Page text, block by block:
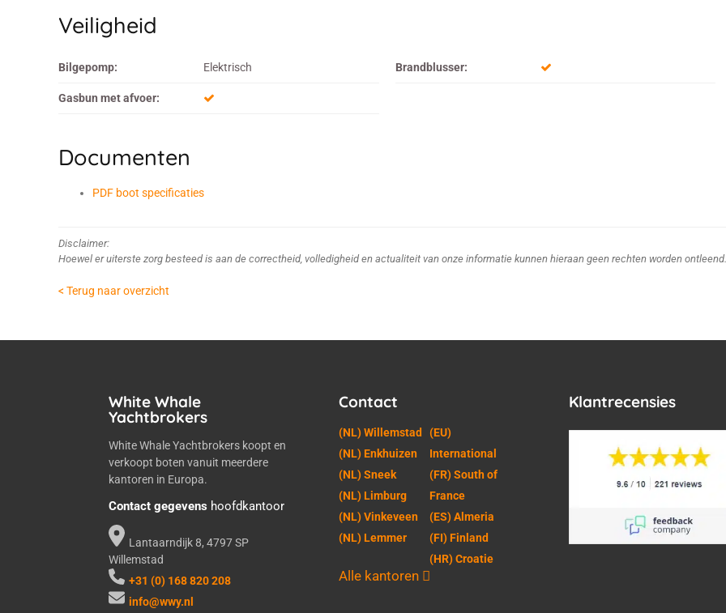
Veiligheid
Bilgepomp: Elektrisch Brandblusser:
Gasbun met afvoer:
Documenten
PDF boot specificaties
Disclaimer:
Hoewel er uiterste zorg besteed is aan de correctheid, volledigheid en actualiteit van onze informatie kunnen hieraan geen rechten worden ontleend.
< Terug naar overzicht
White Whale
Yachtbrokers
White Whale Yachtbrokers koopt en
verkoopt boten vanuit meerdere
kantoren in Europa.
Contact gegevens hoofdkantoor
Lantaarndijk 8, 4797 SP
Willemstad
+31 (0) 168 820 208
info@wwy.nl
Contact
(NL) Willemstad
(NL) Enkhuizen
(NL) Sneek
(NL) Limburg
(NL) Vinkeveen
(NL) Lemmer
(EU)
International
(FR) South of
France
(ES) Almeria
(FI) Finland
(HR) Croatie
Alle kantoren
Klantrecensies